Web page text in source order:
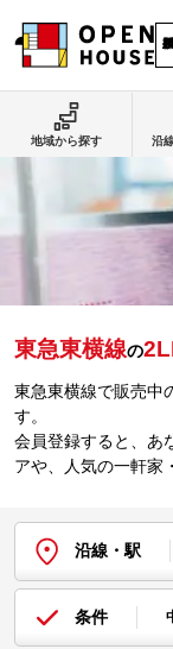
東急東横線の
東急東横線で販売中
す。
会員登録すると、あ
アや、人気の一軒家
沿線・駅
条件
地域から探す 沿